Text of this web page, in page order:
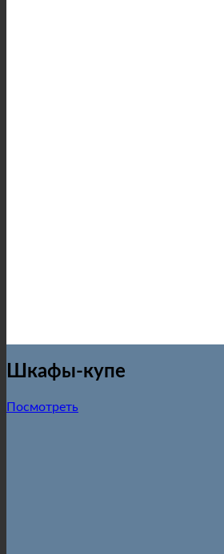
Шкафы-купе
Посмотреть